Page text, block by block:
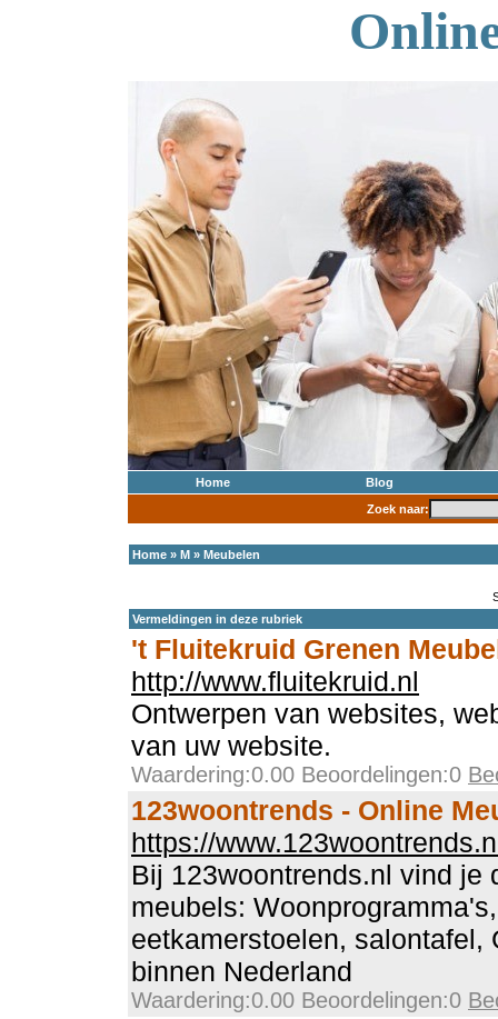
Home
Blog
Zoek naar:
Home » M » Meubelen
Vermeldingen in deze rubriek
't Fluitekruid Grenen
http://www.fluitekruid.nl
Ontwerpen van websites,
van uw website.
Waardering:0.00 Beoordelingen:0
123woontrends - Online
https://
Bij 123woontrends.nl vind je
meubels:
eetkamerstoelen, salontafel,
binnen Nederland
Waardering:0.00 Beoordelingen:0